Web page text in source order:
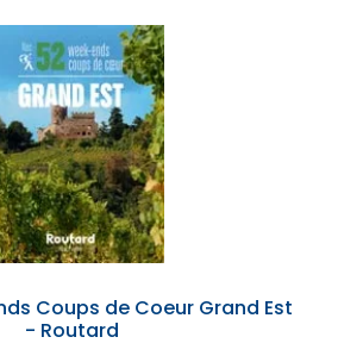
Coups de Coeur Grand Est
- Routard